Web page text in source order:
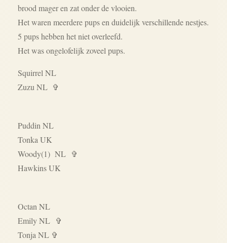
brood mager en zat onder de vlooien.
Het waren meerdere pups en duidelijk verschillende nestjes.
5 pups hebben het niet overleefd.
Het was ongelofelijk zoveel pups.
Squirrel NL
Zuzu NL ✞
Puddin NL
Tonka UK
Woody(1) NL ✞
Hawkins UK
Octan NL
Emily NL ✞
Tonja NL ✞